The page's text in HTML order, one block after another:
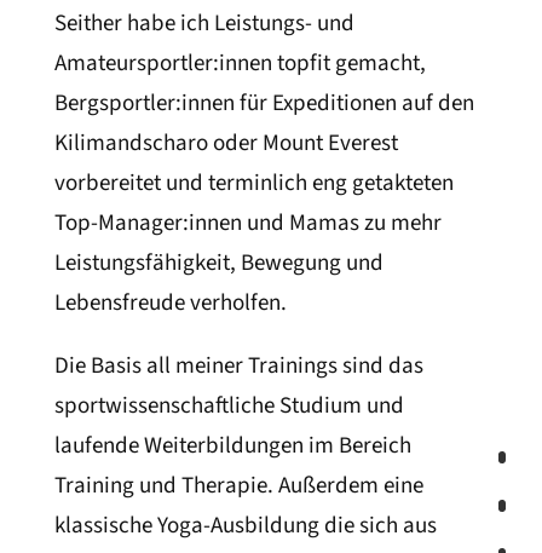
Seither habe ich Leistungs- und
Amateursportler:innen topfit gemacht,
Bergsportler:innen für Expeditionen auf den
Kilimandscharo oder Mount Everest
vorbereitet und terminlich eng getakteten
Top-Manager:innen und Mamas zu mehr
Leistungsfähigkeit, Bewegung und
Lebensfreude verholfen.
Die Basis all meiner Trainings sind das
sportwissenschaftliche Studium und
laufende Weiterbildungen im Bereich
Training und Therapie. Außerdem eine
klassische Yoga-Ausbildung die sich aus